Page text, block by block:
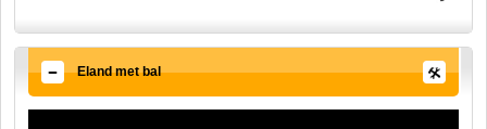
Eland met bal